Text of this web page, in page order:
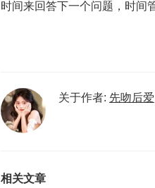
时间来回答下一个问题，时间
关于作者: 先吻后爱
相关文章